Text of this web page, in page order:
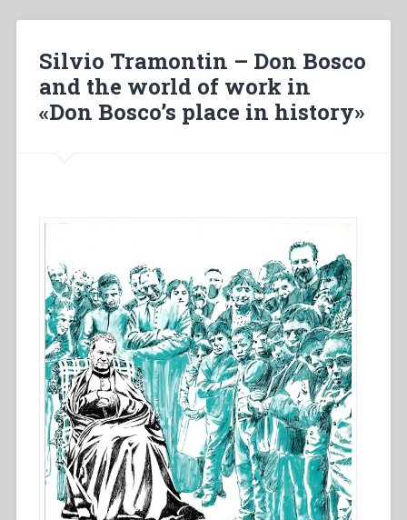
Silvio Tramontin – Don Bosco
and the world of work in
«Don Bosco’s place in history»